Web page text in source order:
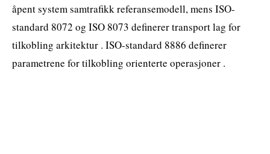
åpent system samtrafikk referansemodell, mens ISO-
standard 8072 og ISO 8073 definerer transport lag for
tilkobling arkitektur . ISO-standard 8886 definerer
parametrene for tilkobling orienterte operasjoner .